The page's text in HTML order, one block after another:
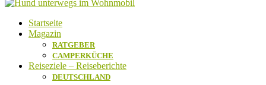
Startseite
Magazin
RATGEBER
CAMPERKÜCHE
Reiseziele – Reiseberichte
DEUTSCHLAND